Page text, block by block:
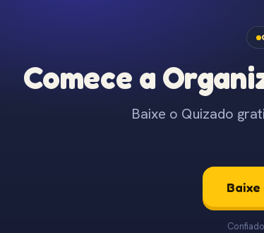
Comece a
Baixe o Quizado
Baixe